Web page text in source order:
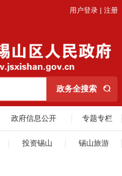
用户登录 | 注册
政府信息公开 专题专栏
投资锡山 锡山旅游